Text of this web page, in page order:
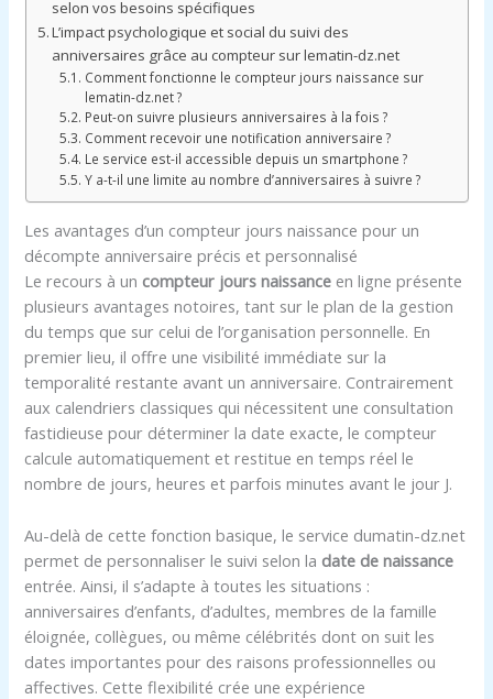
selon vos besoins spécifiques
L’impact psychologique et social du suivi des
anniversaires grâce au compteur sur lematin-dz.net
Comment fonctionne le compteur jours naissance sur
lematin-dz.net ?
Peut-on suivre plusieurs anniversaires à la fois ?
Comment recevoir une notification anniversaire ?
Le service est-il accessible depuis un smartphone ?
Y a-t-il une limite au nombre d’anniversaires à suivre ?
Les avantages d’un compteur jours naissance pour un
décompte anniversaire précis et personnalisé
Le recours à un compteur jours naissance en ligne présente
plusieurs avantages notoires, tant sur le plan de la gestion
du temps que sur celui de l’organisation personnelle. En
premier lieu, il offre une visibilité immédiate sur la
temporalité restante avant un anniversaire. Contrairement
aux calendriers classiques qui nécessitent une consultation
fastidieuse pour déterminer la date exacte, le compteur
calcule automatiquement et restitue en temps réel le
nombre de jours, heures et parfois minutes avant le jour J.
Au-delà de cette fonction basique, le service dumatin-dz.net
permet de personnaliser le suivi selon la date de naissance
entrée. Ainsi, il s’adapte à toutes les situations :
anniversaires d’enfants, d’adultes, membres de la famille
éloignée, collègues, ou même célébrités dont on suit les
dates importantes pour des raisons professionnelles ou
affectives. Cette flexibilité crée une expérience